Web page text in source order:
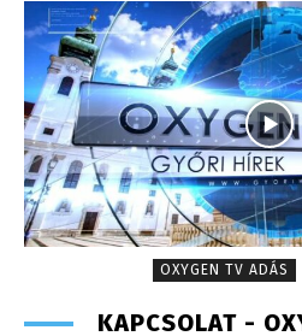
OXYGEN TV ADÁS
KAPCSOLAT -